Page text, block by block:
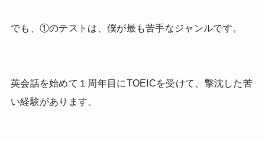
でも、①のテストは、僕が最も苦手なジャンルです。
英会話を始めて１周年目にTOEICを受けて、撃沈した苦
い経験があります。